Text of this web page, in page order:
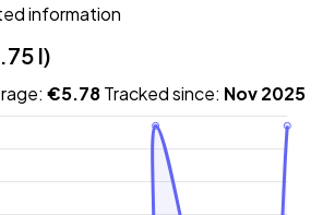
information
l)
€5.78Tracked since: Nov 2025